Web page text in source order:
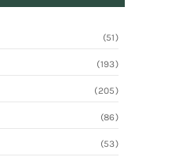
(51)
(193)
(205)
(86)
(53)